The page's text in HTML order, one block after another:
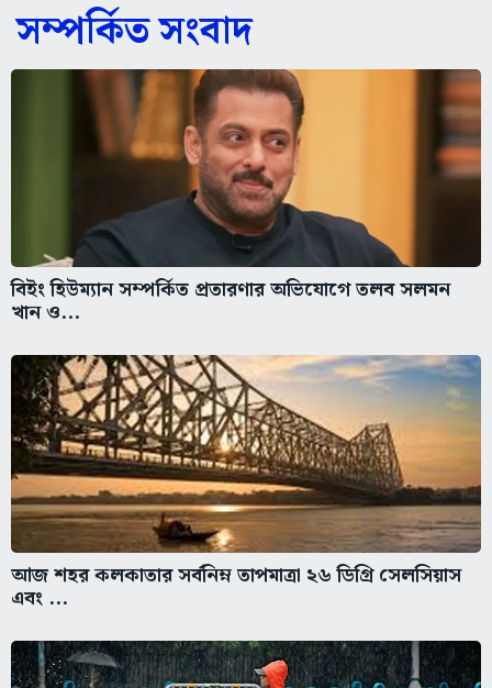
সম্পর্কিত সংবাদ
বিইং হিউম্যান সম্পর্কিত প্রতারণার অভিযোগে তলব সলমন
খান ও...
আজ শহর কলকাতার সর্বনিম্ন তাপমাত্রা ২৬ ডিগ্রি সেলসিয়াস
এবং ...